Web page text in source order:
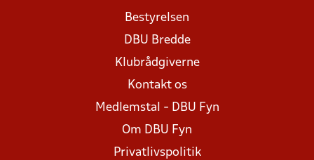
Bestyrelsen
DBU Bredde
Klubrådgiverne
Kontakt os
Medlemstal - DBU Fyn
Om DBU Fyn
Privatlivspolitik